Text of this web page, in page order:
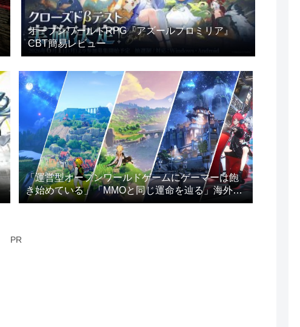
オープンワールドRPG『アズールプロミリア』
CBT簡易レビュー
「運営型オープンワールドゲームにゲーマーは飽
き始めている」「MMOと同じ運命を辿る」海外メ
ディアが指摘
PR